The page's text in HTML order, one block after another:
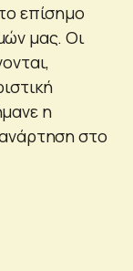
επίσημο
μας. Οι
η
στο